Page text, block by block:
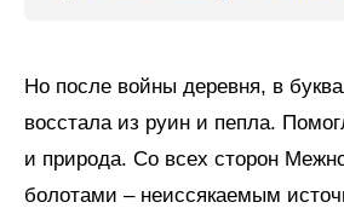
Но после войны деревня, в
восстала из руин и пепла.
и природа. Со всех сторон
болотами – неиссякаемым